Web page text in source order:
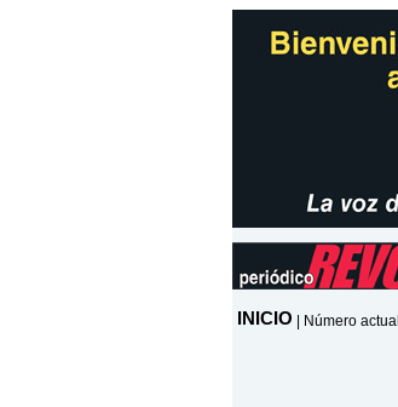
INICIO Número actual